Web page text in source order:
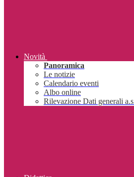
Novità
Panoramica
Le notizie
Calendario eventi
Albo online
Rilevazione Dati generali